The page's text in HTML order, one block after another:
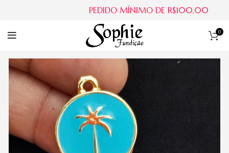
0
PEDIDO MÍNIMO DE R$100,00